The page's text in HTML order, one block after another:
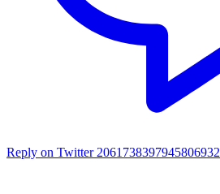
Reply on Twitter 2061738397945806932